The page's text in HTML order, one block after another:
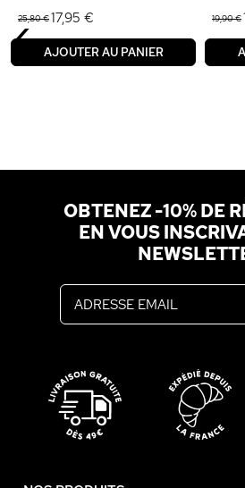
25,80 €17,95 €
AJOUTER AU PANIER
19,90 €
‹
OBTENEZ -10% DE
EN VOUS